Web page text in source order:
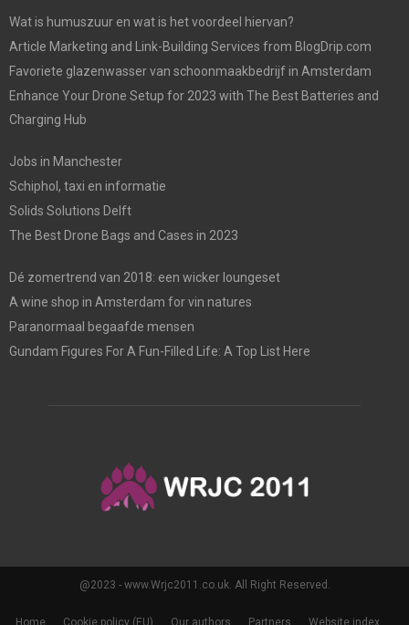
Wat is humuszuur en wat is het voordeel hiervan?
Article Marketing and Link-Building Services from BlogDrip.com
Favoriete glazenwasser van schoonmaakbedrijf in Amsterdam
Enhance Your Drone Setup for 2023 with The Best Batteries and
Charging Hub
Jobs in Manchester
Schiphol, taxi en informatie
Solids Solutions Delft
The Best Drone Bags and Cases in 2023
Dé zomertrend van 2018: een wicker loungeset
A wine shop in Amsterdam for vin natures
Paranormaal begaafde mensen
Gundam Figures For A Fun-Filled Life: A Top List Here
@2023 - www.Wrjc2011.co.uk. All Right Reserved.